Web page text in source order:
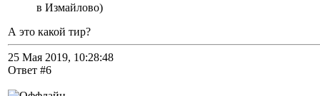
в Измайлово)
А это какой тир?
25 Мая 2019, 10:28:48
Ответ #6